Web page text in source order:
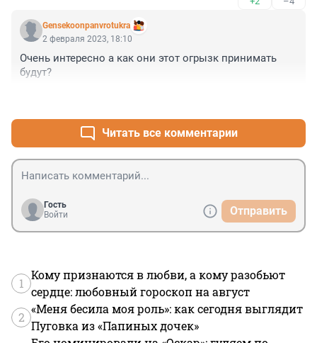
Gensekoonpanvrotukra
2 февраля 2023, 18:10
Очень интересно а как они этот огрызк принимать
будут?
Читать все комментарии
Гость
Войти
Отправить
1
Кому признаются в любви, а кому разобьют
сердце: любовный гороскоп на август
2
«Меня бесила моя роль»: как сегодня выглядит
Пуговка из «Папиных дочек»